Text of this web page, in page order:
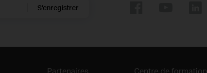
S'enregistrer
Partenaires Centre de formation